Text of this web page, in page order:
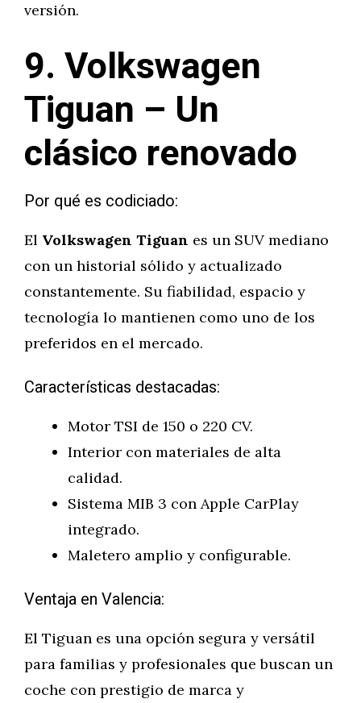
versión.
9. Volkswagen
Tiguan – Un
clásico renovado
Por qué es codiciado:
El Volkswagen Tiguan es un SUV mediano
con un historial sólido y actualizado
constantemente. Su fiabilidad, espacio y
tecnología lo mantienen como uno de los
preferidos en el mercado.
Características destacadas:
Motor TSI de 150 o 220 CV.
Interior con materiales de alta
calidad.
Sistema MIB 3 con Apple CarPlay
integrado.
Maletero amplio y configurable.
Ventaja en Valencia:
El Tiguan es una opción segura y versátil
para familias y profesionales que buscan un
coche con prestigio de marca y